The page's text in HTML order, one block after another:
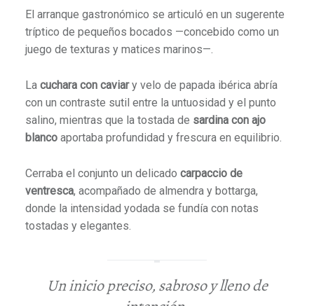
El arranque gastronómico se articuló en un sugerente
tríptico de pequeños bocados —concebido como un
juego de texturas y matices marinos—.
La cuchara con caviary velo de papada ibérica abría
con un contraste sutil entre la untuosidad y el punto
salino, mientras que la tostada de sardina con ajo
blancoaportaba profundidad y frescura en equilibrio.
Cerraba el conjunto un delicado carpaccio de
ventresca, acompañado de almendra y bottarga,
donde la intensidad yodada se fundía con notas
tostadas y elegantes.
Un inicio preciso, sabroso y lleno de